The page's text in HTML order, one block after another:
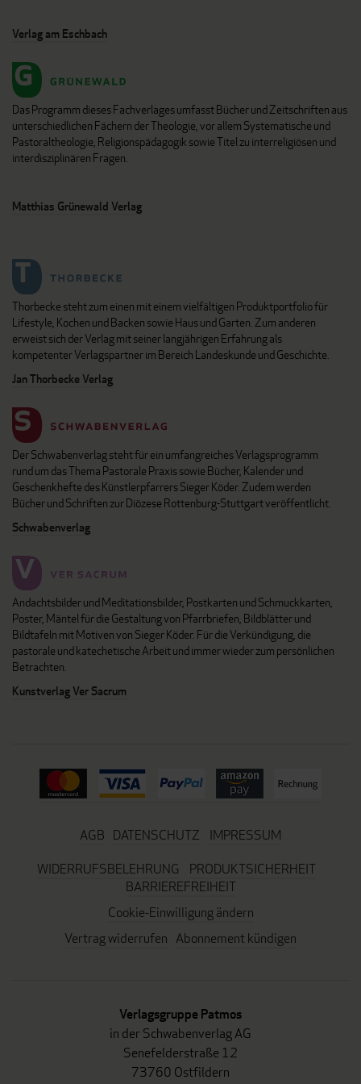
Verlag am Eschbach
Das Programm dieses Fachverlages umfasst Bücher und Zeitschriften aus
unterschiedlichen Fächern der Theologie, vor allem Systematische und
Pastoraltheologie, Religionspädagogik sowie Titel zu interreligiösen und
interdisziplinären Fragen.
Matthias Grünewald Verlag
Thorbecke steht zum einen mit einem vielfältigen Produktportfolio für
Lifestyle, Kochen und Backen sowie Haus und Garten. Zum anderen
erweist sich der Verlag mit seiner langjährigen Erfahrung als
kompetenter Verlagspartner im Bereich Landeskunde und Geschichte.
Jan Thorbecke Verlag
Der Schwabenverlag steht für ein umfangreiches Verlagsprogramm
rund um das Thema Pastorale Praxis sowie Bücher, Kalender und
Geschenkhefte des Künstlerpfarrers Sieger Köder. Zudem werden
Bücher und Schriften zur Diözese Rottenburg-Stuttgart veröffentlicht.
Schwabenverlag
Andachtsbilder und Meditationsbilder, Postkarten und Schmuckkarten,
Poster, Mäntel für die Gestaltung von Pfarrbriefen, Bildblätter und
Bildtafeln mit Motiven von Sieger Köder. Für die Verkündigung, die
pastorale und katechetische Arbeit und immer wieder zum persönlichen
Betrachten.
Kunstverlag Ver Sacrum
AGB DATENSCHUTZ
IMPRESSUM
WIDERRUFSBELEHRUNG
PRODUKTSICHERHEIT
BARRIEREFREIHEIT
Cookie-Einwilligung ändern
Vertrag widerrufen Abonnement kündigen
Verlagsgruppe Patmos
in der Schwabenverlag AG
Senefelderstraße 12
73760 Ostfildern